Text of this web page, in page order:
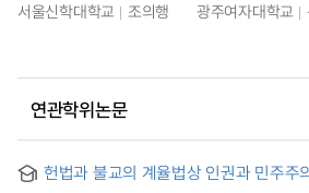
서울신학대학교 조의행 광주여자대학교
연관학위논문
헌법과 불교의 계율법상 인권과 민주주